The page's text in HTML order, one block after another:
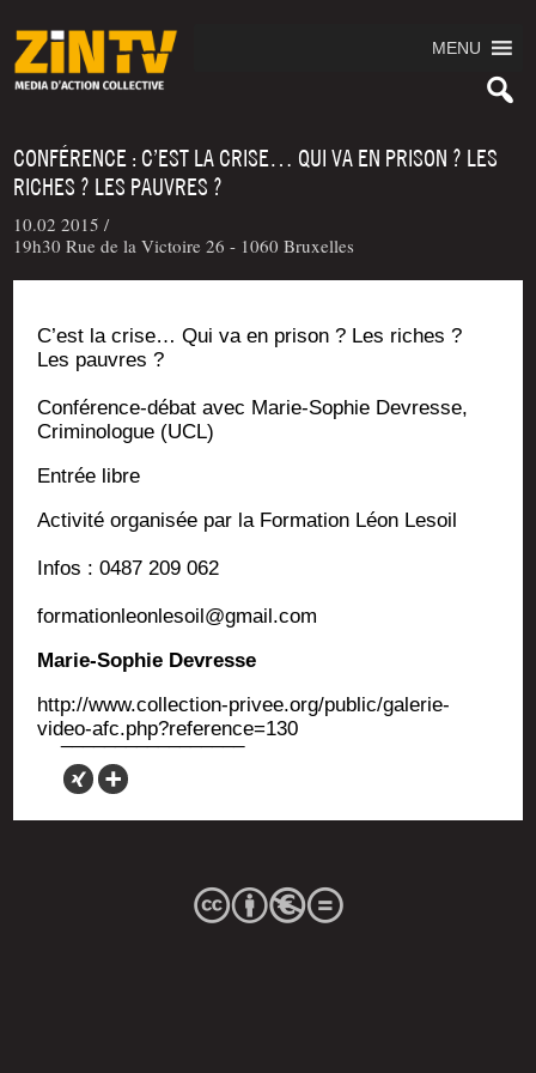
MENU
CONFÉRENCE : C’EST LA CRISE… QUI VA EN PRISON ? LES
RICHES ? LES PAUVRES ?
10.02 2015 /
19h30 Rue de la Victoire 26 - 1060 Bruxelles
C’est la crise… Qui va en pri­son ? Les riches ?
Les pauvres ?
Confé­rence-débat avec Marie-Sophie Devresse,
Cri­mi­no­logue (UCL)
Entrée libre
Acti­vi­té orga­ni­sée par la For­ma­tion Léon Lesoil
Infos : 0487 209 062
formationleonlesoil@gmail.com
Marie-Sophie Devresse
http://www.collection-privee.org/public/galerie-
video-afc.php?reference=130